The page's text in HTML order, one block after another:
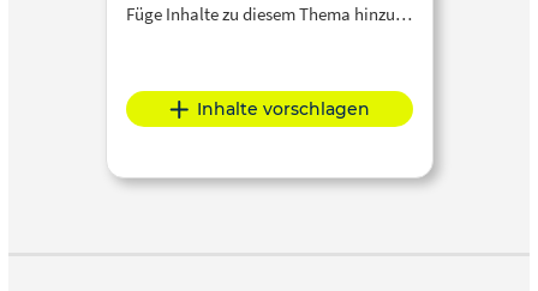
Füge Inhalte zu diesem Thema hinzu…
Inhalte vorschlagen